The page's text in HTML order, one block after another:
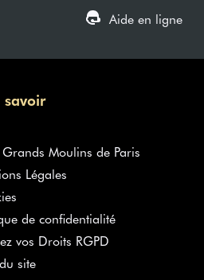
Aide en ligne
savoir
Moulins de Paris
Légales
de confidentialité
vos Droits RGPD
site